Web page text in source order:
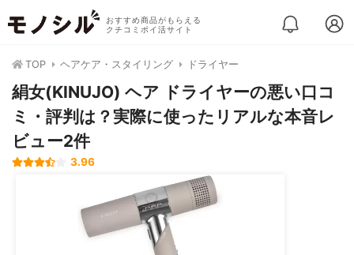
おすすめ商品がもらえる
クチコミポイ活サイト
TOP ヘアケア・スタイリング ドライヤー
絹女(KINUJO) ヘア ドライヤーの悪い口コ
ミ・評判は？実際に使ったリアルな本音レ
ビュー2件
3.96